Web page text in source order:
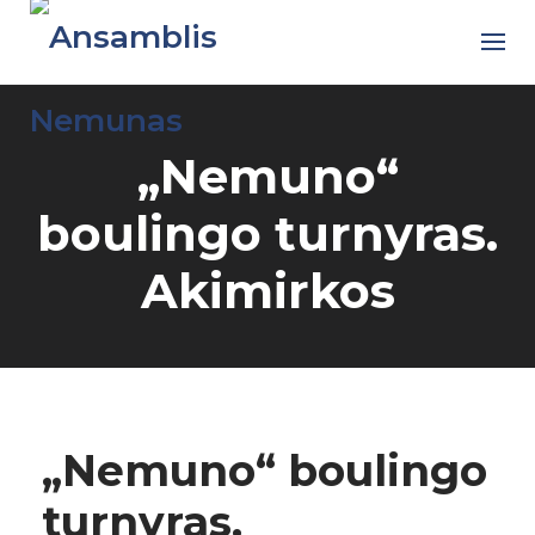
Skip
„Nemuno“
boulingo turnyras.
Akimirkos
„Nemuno“ boulingo
turnyras.